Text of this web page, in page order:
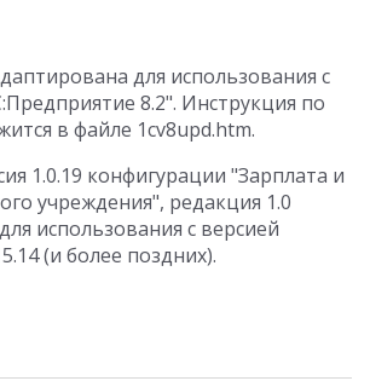
для использования с
8.2". Инструкция по
в файле 1cv8upd.htm.
1.0.19 конфигурации "Зарплата и
учреждения", редакция 1.0
использования с версией
(и более поздних).